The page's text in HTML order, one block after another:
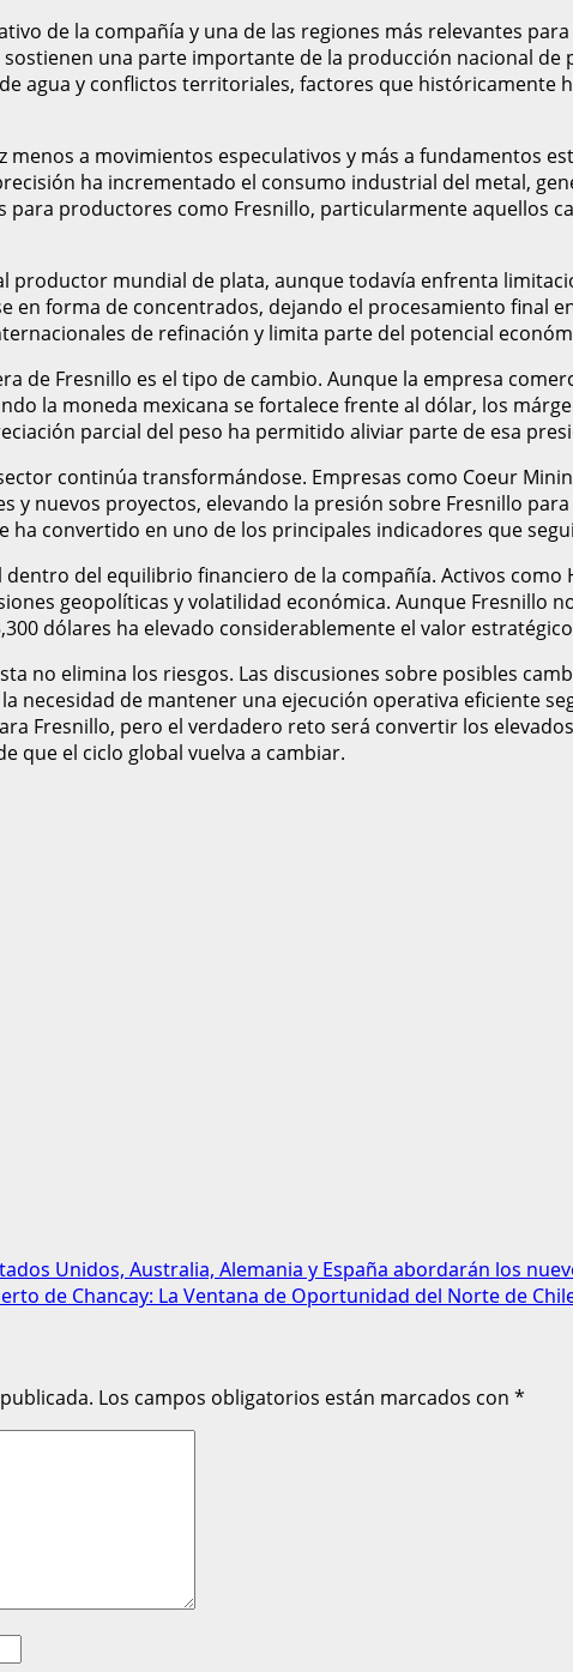
de la compañía y una de las regiones más relevantes
sostienen una parte importante de la producción nacional
agua y conflictos territoriales, factores que históricamente
menos a movimientos especulativos y más a fundamentos
ha incrementado el consumo industrial del metal,
para productores como Fresnillo, particularmente aquellos
productor mundial de plata, aunque todavía enfrenta
forma de concentrados, dejando el procesamiento final
de refinación y limita parte del potencial
de Fresnillo es el tipo de cambio. Aunque la empresa
la moneda mexicana se fortalece frente al dólar, los
parcial del peso ha permitido aliviar parte de esa
continúa transformándose. Empresas como Coeur
y nuevos proyectos, elevando la presión sobre Fresnillo
ha convertido en uno de los principales indicadores que
del equilibrio financiero de la compañía. Activos
geopolíticas y volatilidad económica. Aunque Fresnillo
dólares ha elevado considerablemente el valor
no elimina los riesgos. Las discusiones sobre posibles
necesidad de mantener una ejecución operativa eficiente
Fresnillo, pero el verdadero reto será convertir los
que el ciclo global vuelva a cambiar.
Unidos, Australia, Alemania y España abordarán los
de Chancay: La Ventana de Oportunidad del Norte de
Los campos obligatorios están marcados con *